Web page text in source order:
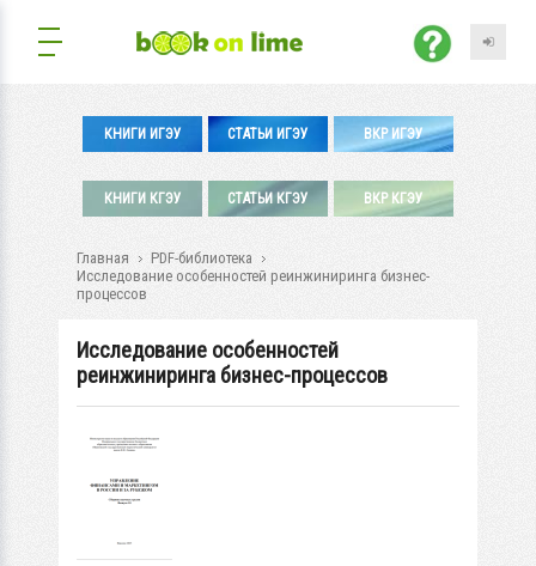
КНИГИ ИГЭУ СТАТЬИ ИГЭУ ВКР ИГЭУ
КНИГИ КГЭУ СТАТЬИ КГЭУ ВКР КГЭУ
Главная
PDF-библиотека
Исследование особенностей реинжиниринга бизнес-
процессов
Исследование особенностей
реинжиниринга бизнес-процессов